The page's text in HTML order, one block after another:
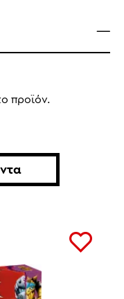
προϊόν.